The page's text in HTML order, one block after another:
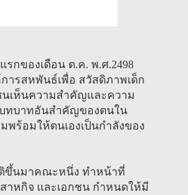
กของเดือน ต.ค. พ.ศ.2498
ารสหพันธ์เพื่อ สวัสดิภาพเด็ก
นเห็นความสำคัญและความ
บทบาทอันสำคัญของตนใน
พร้อมให้ตนเองเป็นกำลังของ
ขึ้นมาคณะหนึ่ง ทำหน้าที่
าหกิจ และเอกชน กำหนดให้มี